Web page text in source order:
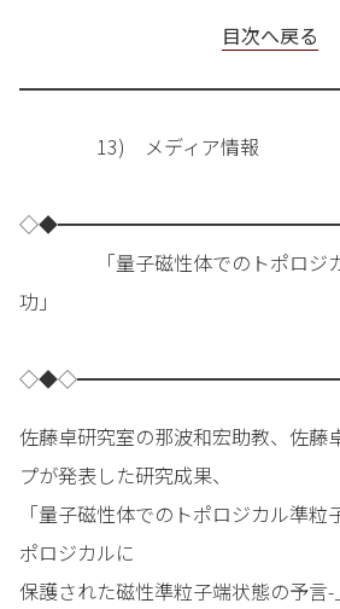
目次へ戻る
13) メディア情報
「量子磁性体でのトポロジカ
功」
佐藤卓研究室の那波和宏助教、佐藤
プが発表した研究成果、
「量子磁性体でのトポロジカル準
ポロジカルに
保護された磁性準粒子端状態の予言